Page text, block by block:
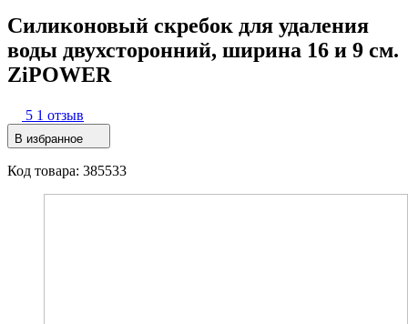
Силиконовый скребок для удаления
воды двухсторонний, ширина 16 и 9 см.
ZiPOWER
5 1 отзыв
В избранное
Код товара: 385533